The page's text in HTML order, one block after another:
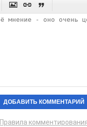
  
Правила